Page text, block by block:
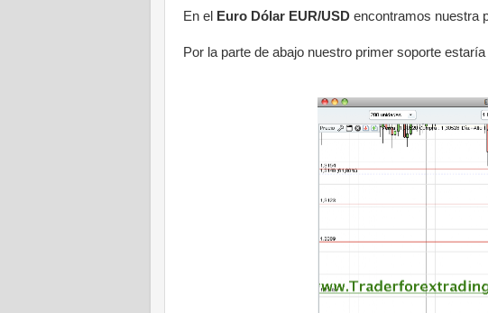
En el Euro Dólar EUR/USD encontramos nuestra
Por la parte de abajo nuestro primer soporte